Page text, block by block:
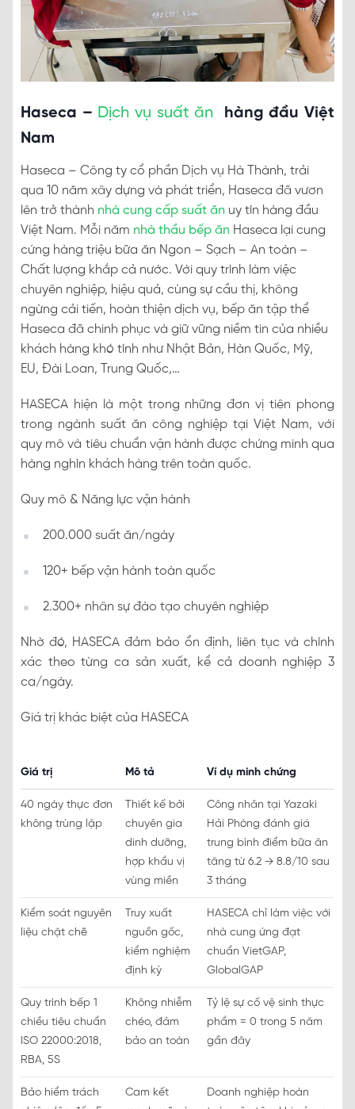
Haseca – Dịch vụ suất ăn
hàng đầu Việt
Nam
Haseca – Công ty cổ phần Dịch vụ Hà Thành, trải
qua 10 năm xây dựng và phát triển, Haseca đã vươn
lên trở thành nhà cung cấp suất ăn uy tín hàng đầu
Việt Nam. Mỗi năm nhà thầu bếp ăn Haseca lại cung
cứng hàng triệu bữa ăn Ngon – Sạch – An toàn –
Chất lượng khắp cả nước. Với quy trình làm việc
chuyên nghiệp, hiệu quả, cùng sự cầu thị, không
ngừng cải tiến, hoàn thiện dịch vụ, bếp ăn tập thể
Haseca đã chinh phục và giữ vững niềm tin của nhiều
khách hàng khó tính như Nhật Bản, Hàn Quốc, Mỹ,
EU, Đài Loan, Trung Quốc,…
HASECA hiện là một trong những đơn vị tiên phong
trong ngành suất ăn công nghiệp tại Việt Nam, với
quy mô và tiêu chuẩn vận hành được chứng minh qua
hàng nghìn khách hàng trên toàn quốc.
Quy mô & Năng lực vận hành
200.000 suất ăn/ngày
120+ bếp vận hành toàn quốc
2.300+ nhân sự đào tạo chuyên nghiệp
Nhờ đó, HASECA đảm bảo ổn định, liên tục và chính
xác theo từng ca sản xuất, kể cả doanh nghiệp 3
ca/ngày.
Giá trị khác biệt của HASECA
Giá trị Mô tả Ví dụ minh chứng
40 ngày thực đơn
không trùng lặp
Thiết kế bởi
chuyên gia
dinh dưỡng,
hợp khẩu vị
vùng miền
Công nhân tại Yazaki
Hải Phòng đánh giá
trung bình điểm bữa ăn
tăng từ 6.2 → 8.8/10 sau
3 tháng
Kiểm soát nguyên
liệu chặt chẽ
Truy xuất
nguồn gốc,
kiểm nghiệm
định kỳ
HASECA chỉ làm việc với
nhà cung ứng đạt
chuẩn VietGAP,
GlobalGAP
Quy trình bếp 1
chiều tiêu chuẩn
ISO 22000:2018,
RBA, 5S
Không nhiễm
chéo, đảm
bảo an toàn
Tỷ lệ sự cố vệ sinh thực
phẩm = 0 trong 5 năm
gần đây
Bảo hiểm trách
Cam kết
Doanh nghiệp hoàn